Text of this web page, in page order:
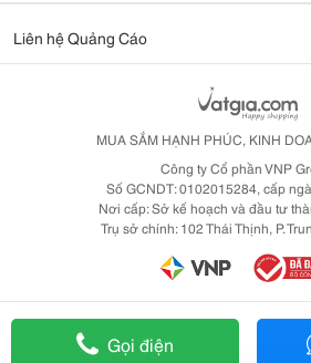
Gọi điện
Liên hệ Quảng Cáo
MUA SẮM HẠNH PHÚC, KINH
Công ty Cổ phần VNP
Số GCNDT: 0102015284, cấp
Nơi cấp: Sở kế hoạch và đầu tư
Trụ sở chính: 102 Thái Thịnh, P.